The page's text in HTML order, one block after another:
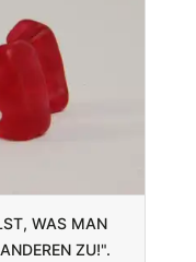
was man
zu!".